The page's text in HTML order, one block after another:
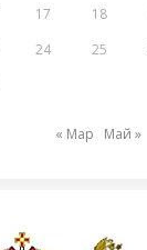
17 18
24 25
« Мар Май »